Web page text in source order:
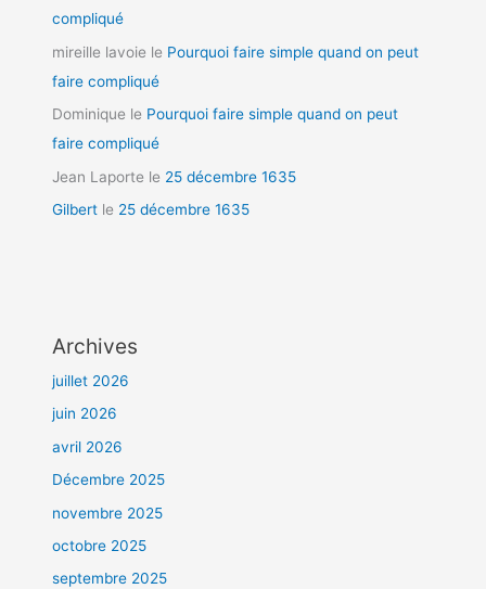
compliqué
mireille lavoie le Pourquoi faire simple quand on peut
faire compliqué
Dominique le Pourquoi faire simple quand on peut
faire compliqué
Jean Laporte le 25 décembre 1635
Gilbert le 25 décembre 1635
Archives
juillet 2026
juin 2026
avril 2026
Décembre 2025
novembre 2025
octobre 2025
septembre 2025